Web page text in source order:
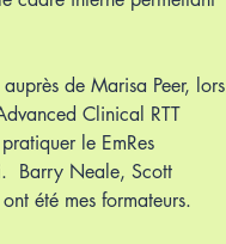
de Marisa Peer, lors
Clinical RTT
le EmRes
Barry Neale, Scott
été mes formateurs.